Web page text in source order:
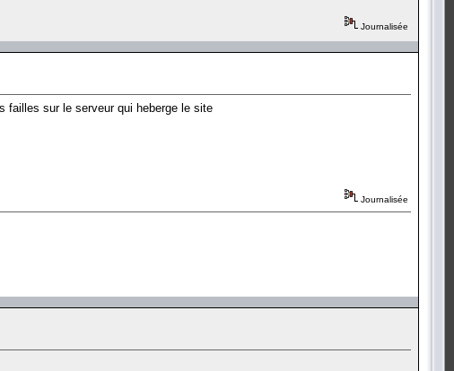
Journalisée
failles sur le serveur qui heberge le site
Journalisée